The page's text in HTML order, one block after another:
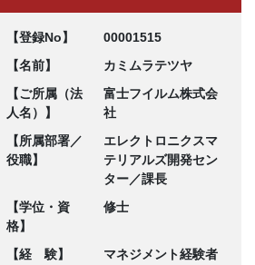
【登録No】
00001515
【名前】
カミムラテツヤ
【ご所属（法
人名）】
富士フイルム株式会
社
【所属部署／
役職】
エレクトロニクスマ
テリアルズ開発セン
ター／課長
【学位・資
格】
修士
【経 験】
マネジメント経験者